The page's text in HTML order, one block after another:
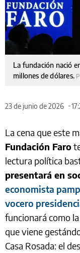
La fundación nació
millones de dólares.
23 de junio de 2026
La cena que este
Fundación Faro
lectura política
presentará en
economista
vocero
funcionará como
que viene
Casa Rosada: el